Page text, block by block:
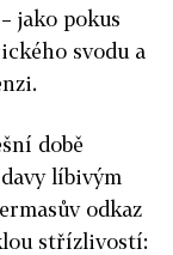
jako pokus
svodu a
době
líbivým
odkaz
střízlivostí: